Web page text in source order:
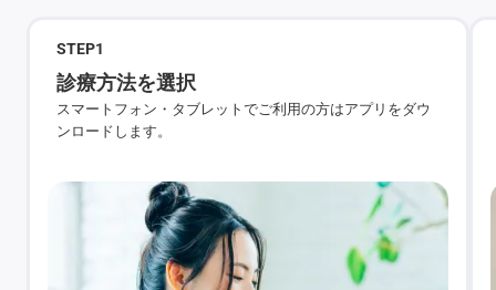
STEP1
診療方法を選択
スマートフォン・タブレットでご利用の方はアプリをダウ
ンロードします。